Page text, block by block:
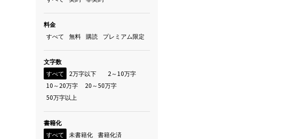
料金
すべて
無料 購読 プレミアム限定
文字数
すべて
2万字以下
2～10万字
10～20万字
20～50万字
50万字以上
書籍化
すべて
未書籍化 書籍化済